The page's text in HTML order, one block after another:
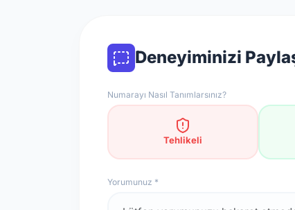
Deneyiminizi
Numarayı Nasıl Tanımlarsınız?
Tehlikeli
Yorumunuz *